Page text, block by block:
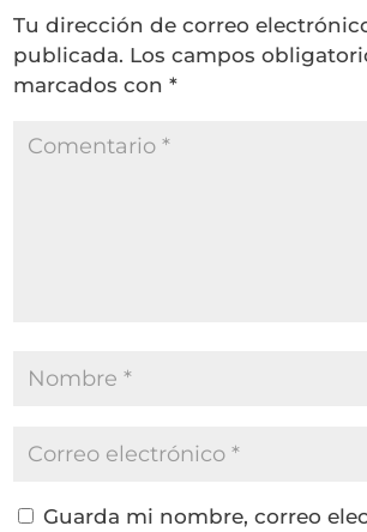
Tu dirección de correo
publicada. Los campos
marcados con*
Guarda mi nombre, correo